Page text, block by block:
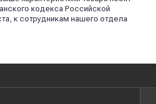
кодекса Российской
к сотрудникам нашего отдела